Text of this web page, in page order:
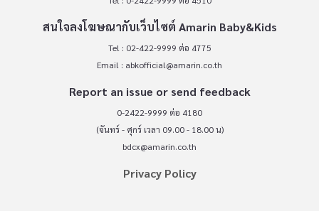
สนใจลงโฆษณากับเว็บไซต์ Amarin Baby&Kids
Tel : 02-422-9999 ต่อ 4775
Email : abkofficial@amarin.co.th
Report an issue or send feedback
0-2422-9999 ต่อ 4180
(จันทร์ - ศุกร์ เวลา 09.00 - 18.00 น)
bdcx@amarin.co.th
Privacy Policy